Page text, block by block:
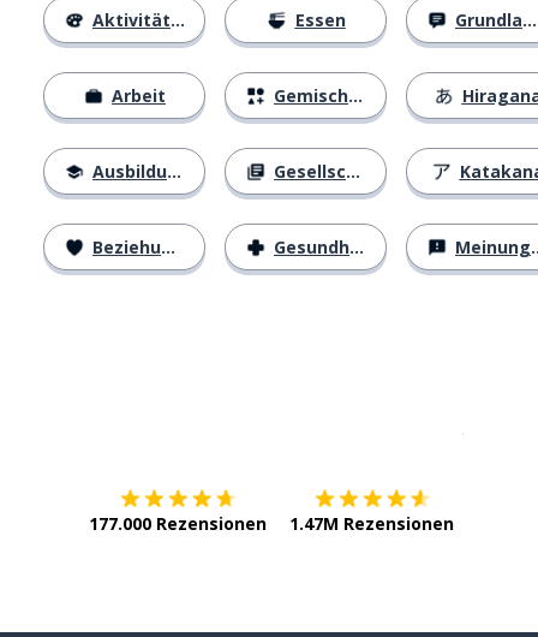
Aktivitäten
Arbeit
Ausbildung
Beziehungen
Essen
Gemischtes
Gesellschaft
Gesundheit
Grundlagen
Meinungen
177.000 Rezensionen 1.47M Rezensionen